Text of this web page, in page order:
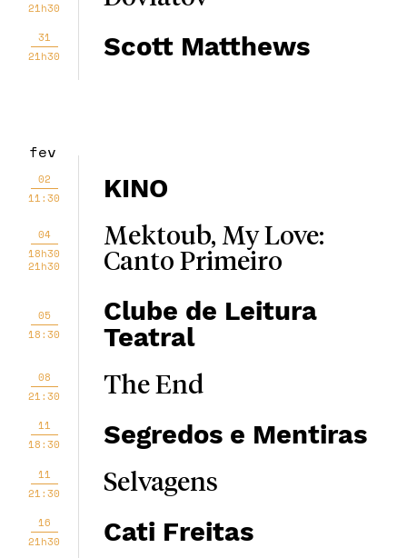
21h30
31
21h30
Scott Matthews
fev
02
11:30
KINO
04
18h30
21h30
Mektoub, My Love:
Canto Primeiro
05
18:30
Clube de Leitura
Teatral
08
21:30
The End
11
18:30
Segredos e Mentiras
11
21:30
Selvagens
16
21h30
Cati Freitas